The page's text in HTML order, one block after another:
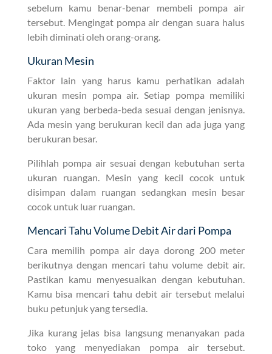
sebelum kamu benar-benar membeli pompa air
tersebut. Mengingat pompa air dengan suara halus
lebih diminati oleh orang-orang.
Ukuran Mesin
Faktor lain yang harus kamu perhatikan adalah
ukuran mesin pompa air. Setiap pompa memiliki
ukuran yang berbeda-beda sesuai dengan jenisnya.
Ada mesin yang berukuran kecil dan ada juga yang
berukuran besar.
Pilihlah pompa air sesuai dengan kebutuhan serta
ukuran ruangan. Mesin yang kecil cocok untuk
disimpan dalam ruangan sedangkan mesin besar
cocok untuk luar ruangan.
Mencari Tahu Volume Debit Air dari Pompa
Cara memilih pompa air daya dorong 200 meter
berikutnya dengan mencari tahu volume debit air.
Pastikan kamu menyesuaikan dengan kebutuhan.
Kamu bisa mencari tahu debit air tersebut melalui
buku petunjuk yang tersedia.
Jika kurang jelas bisa langsung menanyakan pada
toko yang menyediakan pompa air tersebut.